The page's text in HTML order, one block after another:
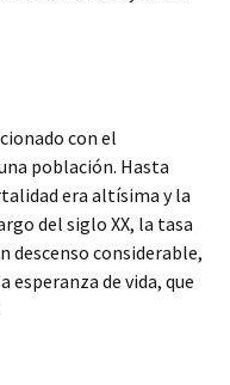
con el
población. Hasta
era altísima y la
del siglo XX, la tasa
descenso considerable,
esperanza de vida, que